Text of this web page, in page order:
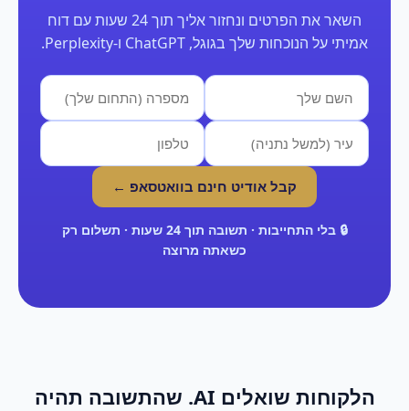
השאר את הפרטים ונחזור אליך תוך 24 שעות עם דוח
אמיתי על הנוכחות שלך בגוגל, ChatGPT ו-Perplexity.
קבל אודיט חינם בוואטסאפ ←
🔒 בלי התחייבות · תשובה תוך 24 שעות · תשלום רק
כשאתה מרוצה
הלקוחות שואלים AI. שהתשובה תהיה